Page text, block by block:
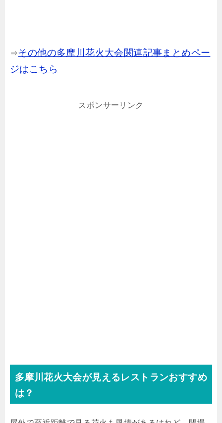
⇒その他の多摩川花火大会関連記事まとめペー
ジはこちら
スポンサーリンク
多摩川花火大会が見えるレストランおすすめ
は？